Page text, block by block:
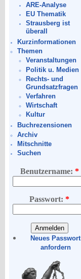
ARE-Analyse
EU Thematik
Strausberg ist
überall
Kurzinformationen
Themen
Veranstaltungen
Politik u. Medien
Rechts- und
Grundsatzfragen
Verfahren
Wirtschaft
Kultur
Buchrezensionen
Archiv
Mitschnitte
Suchen
Benutzername: *
Passwort:*
Neues Passwort
anfordern